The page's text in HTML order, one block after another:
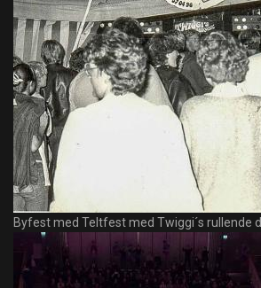
Byfest med Teltfest med Twiggi´s rullende